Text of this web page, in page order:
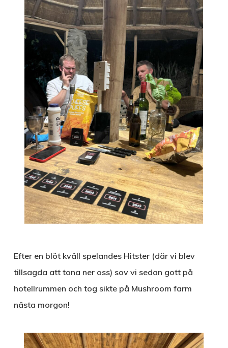
Efter en blöt kväll spelandes Hitster (där vi blev
tillsagda att tona ner oss) sov vi sedan gott på
hotellrummen och tog sikte på Mushroom farm
nästa morgon!